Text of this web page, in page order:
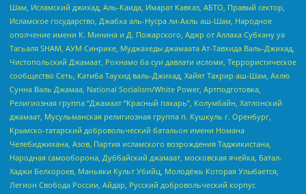
Шам, Исламский джихад, Аль-Каида, Имарат Кавказ, АБТО, Правый сектор,
Исламское государство, Джабха аль-Нусра ли-Ахль аш-Шам, Народное
ополчение имени К. Минина и Д. Пожарского, Аджр от Аллаха Субхану уа
Тагьаля SHAM, АУМ Синрике, Муджахеды джамаата Ат-Тавхида Валь-Джихад,
Чистопольский Джамаат, Рохнамо ба суи давлати исломи, Террористическое
сообщество Сеть, Катиба Таухид валь-Джихад, Хайят Тахрир аш-Шам, Ахлю
Сунна Валь Джамаа, National Socialism/White Power, Артподготовка,
Религиозная группа “Джамаат “Красный пахарь”, Колумбайн, Хатлонский
джамаат, Мусульманская религиозная группа п. Кушкуль г. Оренбург,
Крымско-татарский добровольческий батальон имени Номана
Челебиджихана, Азов, Партия исламского возрождения Таджикистана,
Народная самооборона, Дуббайский джамаат, московская ячейка, Батал-
Хаджи Белхороев, Маньяки Культ Убийц, Молодёжь Которая Улыбается,
Легион Свобода России, Айдар, Русский добровольческий корпус